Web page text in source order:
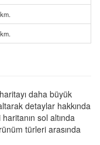
daha büyük
detaylar hakkında
sol altında
türleri arasında